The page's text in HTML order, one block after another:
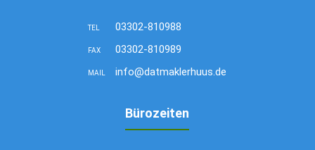
TEL 03302-810988
FAX 03302-810989
MAIL info@datmaklerhuus.de
Bürozeiten